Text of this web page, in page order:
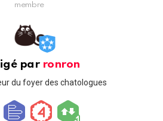
membre
par ronron
du foyer des chatologues